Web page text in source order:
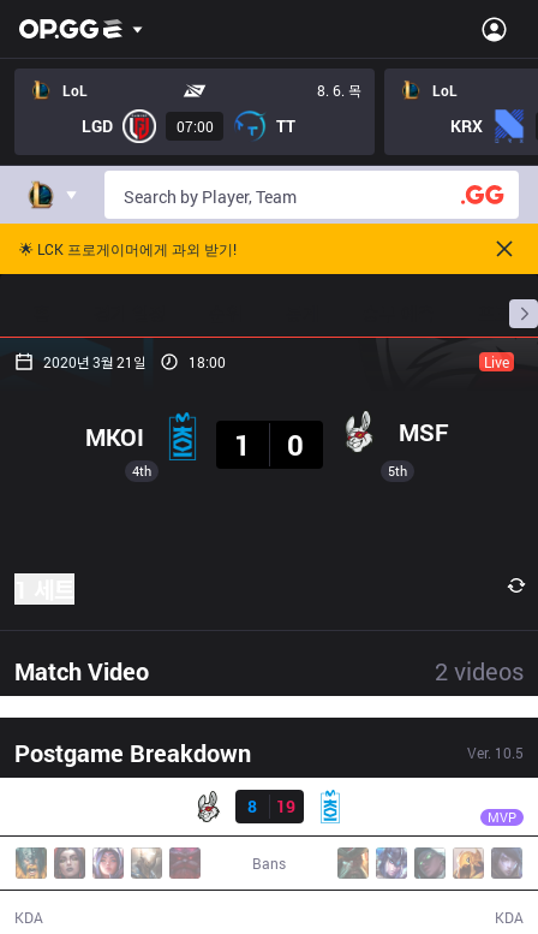
LoL 8. 6. 목
LGD 07:00 TT
LoL
KRX
🌟 LCK 프로게이머에게 과외 받기!
프로빌
2020년 3월 21일 18:00 Live
4th
MKOI
1
0 MSF
5th
Match Video 2 videos
Postgame Breakdown Ver. 10.5
8
19 MVP
Bans
KDA KDA